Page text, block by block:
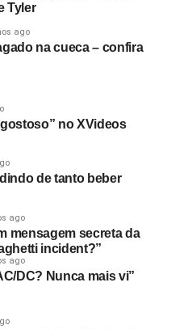
Carlos Couto de Barros,
Campinas/SP
Curiati, 160, Campo
Ferrero + Dead Fish
Tyler
ago
na cueca – confira
no XVideos
de tanto beber
ago
mensagem secreta da
incident?”
ago
DC? Nunca mais vi”